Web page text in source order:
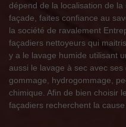
dépend de la localisation de
façade, faites confiance au
la société de ravalement
façadiers nettoyeurs qui
y a le lavage humide utilisant
aussi le lavage à sec avec ses
gommage, hydrogommage,
chimique. Afin de bien choisir
façadiers recherchent la